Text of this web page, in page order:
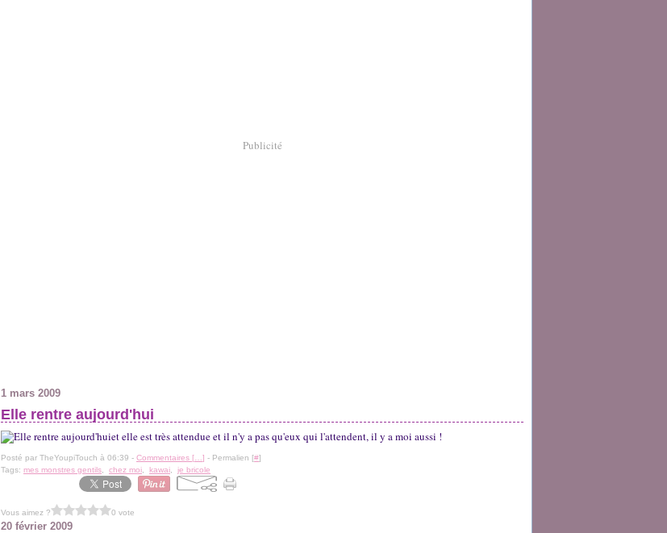
Publicité
1 mars 2009
Elle rentre aujourd'hui
et elle est très attendue et il n'y a pas qu'eux qui l'attendent, il y a moi aussi !
Posté par TheYoupiTouch à 06:39 - Commentaires [ ] - Permalien [#]
Tags: mes monstres gentils chez moi kawai je bricole
Vous aimez ? 0 vote
20 février 2009